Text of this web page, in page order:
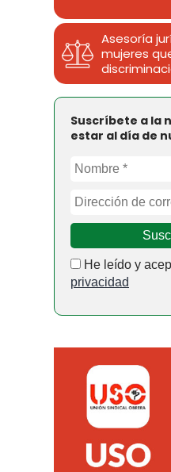
Asesoría
mujeres
Suscríbete a la
estar al día de
He leído y
privacidad